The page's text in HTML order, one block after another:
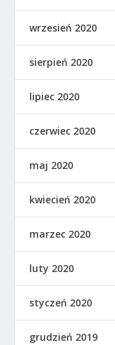
wrzesień 2020
sierpień 2020
lipiec 2020
czerwiec 2020
maj 2020
kwiecień 2020
marzec 2020
luty 2020
styczeń 2020
grudzień 2019